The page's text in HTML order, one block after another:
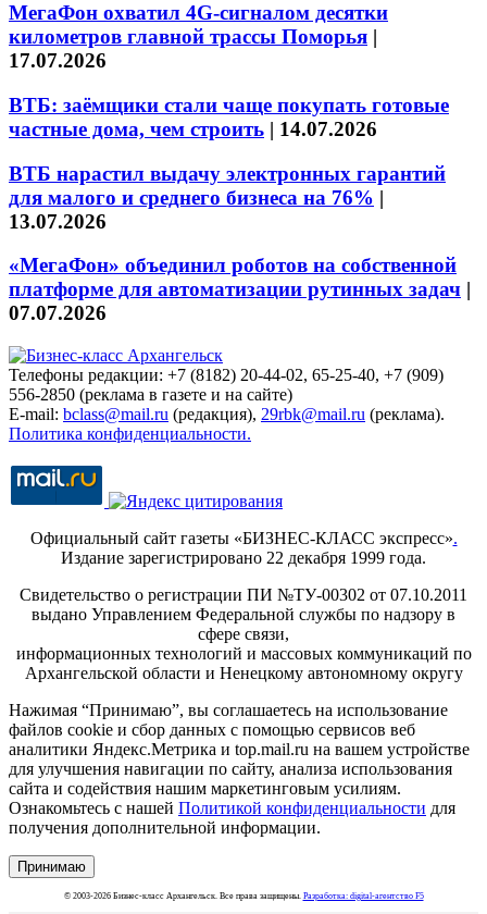
МегаФон охватил 4G-сигналом десятки
километров главной трассы Поморья |
17.07.2026
ВТБ: заёмщики стали чаще покупать готовые
частные дома, чем строить | 14.07.2026
ВТБ нарастил выдачу электронных гарантий
для малого и среднего бизнеса на 76% |
13.07.2026
«МегаФон» объединил роботов на собственной
платформе для автоматизации рутинных задач |
07.07.2026
Телефоны редакции: +7 (8182) 20-44-02, 65-25-40, +7 (909)
556-2850 (реклама в газете и на сайте)
E-mail: bclass@mail.ru (редакция), 29rbk@mail.ru (реклама).
Политика конфиденциальности.
Официальный сайт газеты «БИЗНЕС-КЛАСС экспресс».
Издание зарегистрировано 22 декабря 1999 года.
Свидетельство о регистрации ПИ №ТУ-00302 от 07.10.2011
выдано Управлением Федеральной службы по надзору в
сфере связи,
информационных технологий и массовых коммуникаций по
Архангельской области и Ненецкому автономному округу
Нажимая “Принимаю”, вы соглашаетесь на использование
файлов cookie и сбор данных с помощью сервисов веб
аналитики Яндекс.Метрика и top.mail.ru на вашем устройстве
для улучшения навигации по сайту, анализа использования
сайта и содействия нашим маркетинговым усилиям.
Ознакомьтесь с нашей Политикой конфиденциальности для
получения дополнительной информации.
Принимаю
© 2003-2026 Бизнес-класс Архангельск. Все права защищены. Разработка: digital-агентство F5